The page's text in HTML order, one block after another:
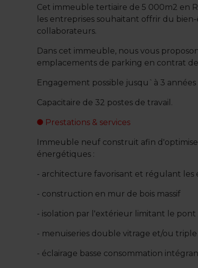
Cet immeuble tertiaire de 5 000m2 en
les entreprises souhaitant offrir du
collaborateurs.
Dans cet immeuble, nous vous
emplacements de parking en contrat
Engagement possible jusqu`à 3 années
Capacitaire de 32 postes de travail.
Prestations & services
Immeuble neuf construit afin
énergétiques :
- architecture favorisant et régulant les
- construction en mur de bois massif
- isolation par l'extérieur limitant le
- menuiseries double vitrage et/ou
- éclairage basse consommation